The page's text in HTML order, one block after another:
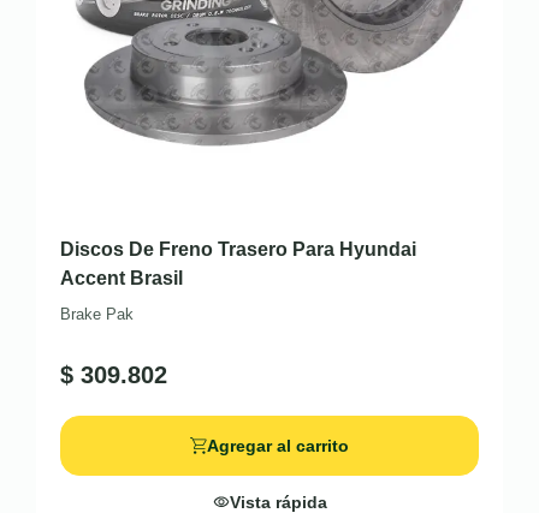
Discos De Freno Trasero Para Hyundai
Accent Brasil
Brake Pak
$ 309.802
Agregar al carrito
Vista rápida